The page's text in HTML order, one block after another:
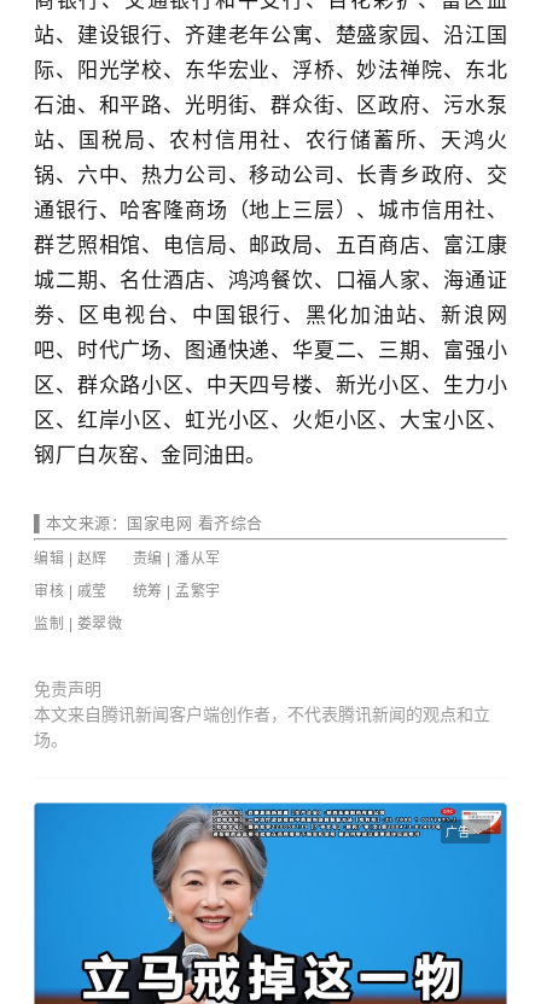
站、建设银行、齐建老年公寓、楚盛家园、沿江国
际、阳光学校、东华宏业、浮桥、妙法禅院、东北
石油、和平路、光明街、群众街、区政府、污水泵
站、国税局、农村信用社、农行储蓄所、天鸿火
锅、六中、热力公司、移动公司、长青乡政府、交
通银行、哈客隆商场（地上三层）、城市信用社、
群艺照相馆、电信局、邮政局、五百商店、富江康
城二期、名仕酒店、鸿鸿餐饮、口福人家、海通证
劵、区电视台、中国银行、黑化加油站、新浪网
吧、时代广场、图通快递、华夏二、三期、富强小
区、群众路小区、中天四号楼、新光小区、生力小
区、红岸小区、虹光小区、火炬小区、大宝小区、
钢厂白灰窑、金同油田。
本文来源 ：国家电网 看齐综合
编辑 | 赵辉 责编 | 潘从军
审核 | 戚莹 统筹 | 孟繁宇
监制
| 娄翠微
免责声明
本文来自腾讯新闻客户端创作者，不代表腾讯新闻的观点和立
场。
广告